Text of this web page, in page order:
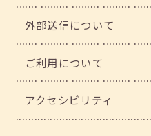
外部送信について
ご利用について
アクセシビリティ